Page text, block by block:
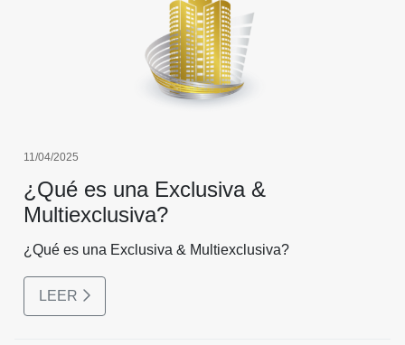
11/04/2025
¿Qué es una Exclusiva &
Multiexclusiva?
¿Qué es una Exclusiva & Multiexclusiva?
LEER